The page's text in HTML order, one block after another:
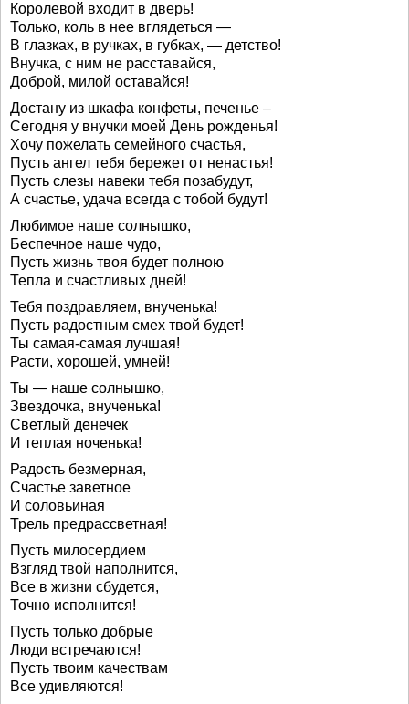
Королевой входит в дверь!
Только, коль в нее вглядеться —
В глазках, в ручках, в губках, — детство!
Внучка, с ним не расставайся,
Доброй, милой оставайся!
Достану из шкафа конфеты, печенье –
Сегодня у внучки моей День рожденья!
Хочу пожелать семейного счастья,
Пусть ангел тебя бережет от ненастья!
Пусть слезы навеки тебя позабудут,
А счастье, удача всегда с тобой будут!
Любимое наше солнышко,
Беспечное наше чудо,
Пусть жизнь твоя будет полною
Тепла и счастливых дней!
Тебя поздравляем, внученька!
Пусть радостным смех твой будет!
Ты самая-самая лучшая!
Расти, хорошей, умней!
Ты — наше солнышко,
Звездочка, внученька!
Светлый денечек
И теплая ноченька!
Радость безмерная,
Счастье заветное
И соловьиная
Трель предрассветная!
Пусть милосердием
Взгляд твой наполнится,
Все в жизни сбудется,
Точно исполнится!
Пусть только добрые
Люди встречаются!
Пусть твоим качествам
Все удивляются!